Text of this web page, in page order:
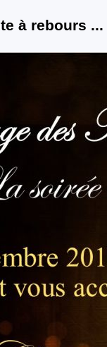
à rebours ...